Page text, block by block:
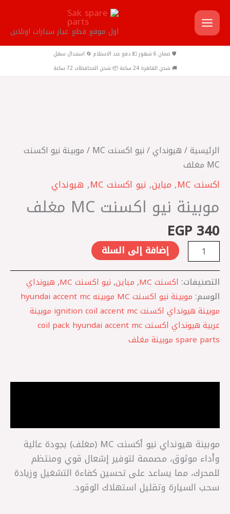
تخطي
إلى
المحتوى
اول موقع قطع غيار سيارات اونلاين
🛡️ ضمان 6 شهور 💵 دفع عند الاستلام 🔄 استبدال سهل
🚚 شحن القاهرة 24 ساعة 📦 شحن المحافظات 72 ساعة
الرئيسية/ هيونداي/ نيو اكسنت MC
/ موبينة نيو اكسنت
MC مغلف
اكسنت MC , مباين, نيو اكسنت MC , هيونداي
موبينة نيو اكسنت MC مغلف
EGP 340
نيو
اكسنت
مغلف
إضافة إلى السلة
التصنيفات: اكسنت MC , مباين, نيو اكسنت MC , هيونداي
الوسم:
موبينة نيو اكسنت MC موبينه hyundai accent mc
موبينة هيونداي اكسنت ignition coil accent mc موبينة
عربية هيونداي اكسنت coil pack hyundai accent mc
spare parts موبينة مغلف
موبينة هيونداي نيو أكسنت MC (مغلف) بجودة عالية
وأداء موثوق، مصممة لتوفير إشعال قوي ومنتظم
للمحرك، مما يساعد على تحسين كفاءة التشغيل وزيادة
سحب السيارة وتقليل استهلاك الوقود.